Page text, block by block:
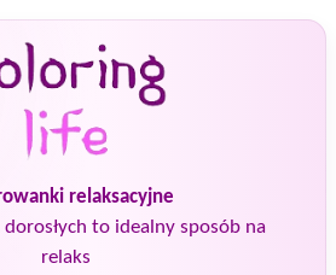
relaksacyjne
to idealny sposób na
relaks